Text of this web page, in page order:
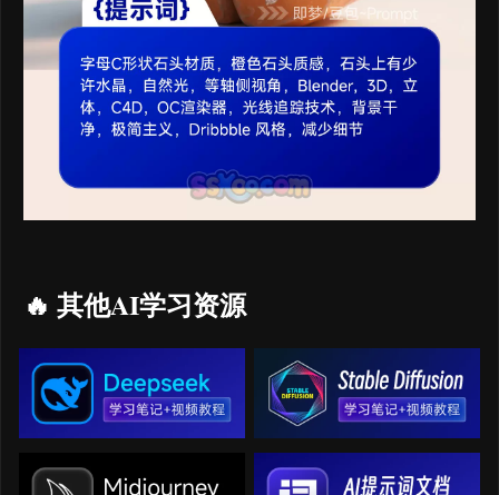
🔥 其他AI学习资源